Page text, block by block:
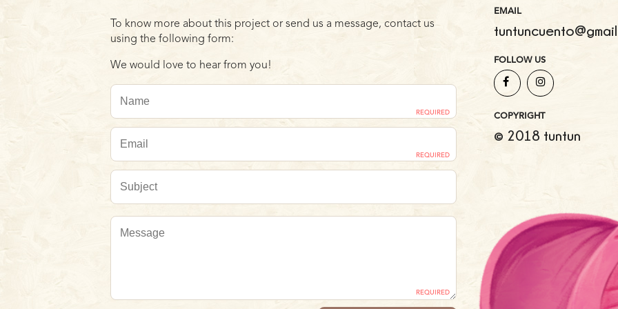
To know more about this project or send us a message, contact us
using the following form:
We would love to hear from you!
REQUIRED
REQUIRED
REQUIRED
EMAIL
FOLLOW US
COPYRIGHT
© 2018 tuntun